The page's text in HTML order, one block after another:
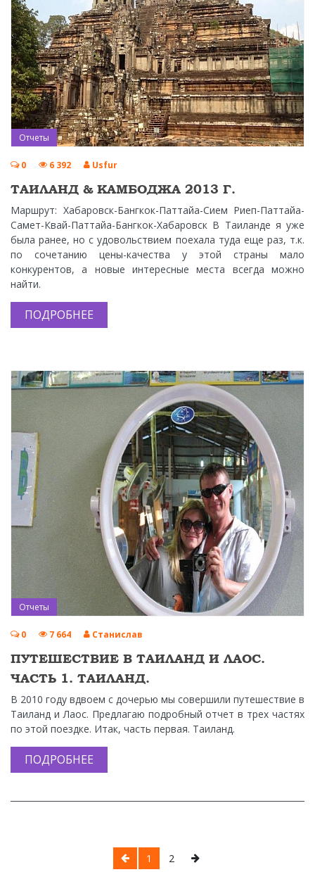
Отчеты
0 6 392 Usfur
ТАИЛАНД & КАМБОДЖА 2013 Г.
Маршрут: Хабаровск-Бангкок-Паттайа-Сием Риеп-Паттайа-
Самет-Квай-Паттайа-Бангкок-Хабаровск В Таиланде я уже
была ранее, но с удовольствием поехала туда еще раз, т.к.
по сочетанию цены-качества у этой страны мало
конкурентов, а новые интересные места всегда можно
найти.
ПОДРОБНЕЕ
Отчеты
0 7 664 Станислав
ПУТЕШЕСТВИЕ В ТАИЛАНД И ЛАОС.
ЧАСТЬ 1. ТАИЛАНД.
В 2010 году вдвоем с дочерью мы совершили путешествие в
Таиланд и Лаос. Предлагаю подробный отчет в трех частях
по этой поездке. Итак, часть первая. Таиланд.
ПОДРОБНЕЕ
1 2